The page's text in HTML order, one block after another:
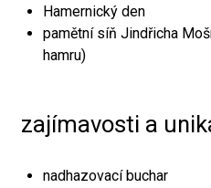
Hamernický den
pamětní síň Jindřicha
hamru)
zajímavosti a
nadhazovací buchar